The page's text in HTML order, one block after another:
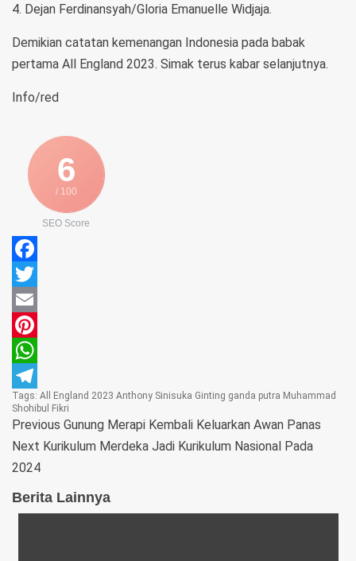
4. Dejan Ferdinansyah/Gloria Emanuelle Widjaja.
Demikian catatan kemenangan Indonesia pada babak
pertama All England 2023. Simak terus kabar selanjutnya.
Info/red
6
/ 100
SEO Score
Facebook
Twitter
Email
Pinterest
WhatsApp
Telegram
Tags: All England 2023 Anthony Sinisuka Ginting ganda putra Muhammad
Shohibul Fikri
Previous Gunung Merapi Kembali Keluarkan Awan Panas
Next Kurikulum Merdeka Jadi Kurikulum Nasional Pada
2024
Berita Lainnya